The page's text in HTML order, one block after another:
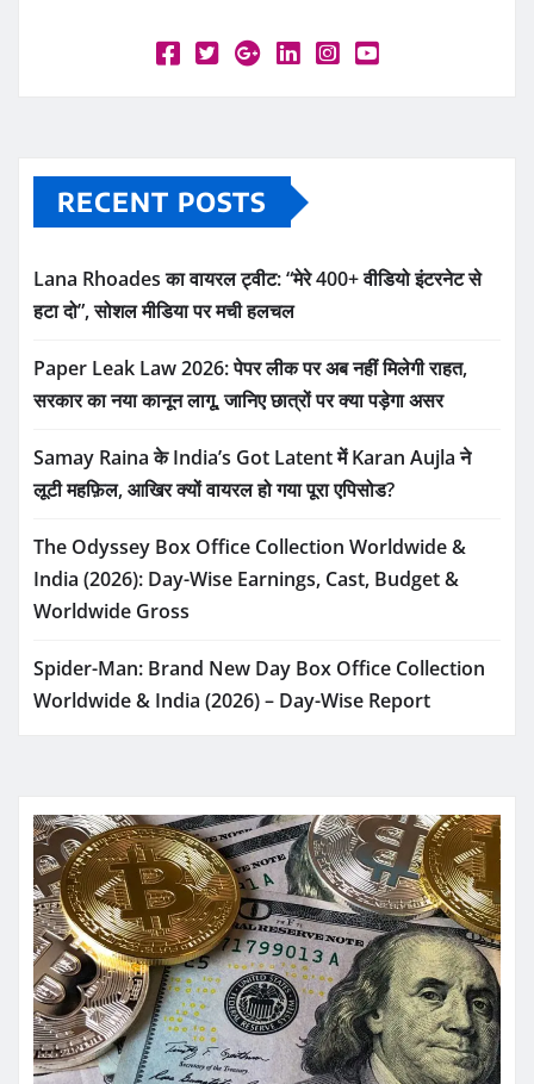
RECENT POSTS
Lana Rhoades का वायरल ट्वीट: “मेरे 400+ वीडियो इंटरनेट से
हटा दो”, सोशल मीडिया पर मची हलचल
Paper Leak Law 2026: पेपर लीक पर अब नहीं मिलेगी राहत,
सरकार का नया कानून लागू, जानिए छात्रों पर क्या पड़ेगा असर
Samay Raina के India’s Got Latent में Karan Aujla ने
लूटी महफ़िल, आखिर क्यों वायरल हो गया पूरा एपिसोड?
The Odyssey Box Office Collection Worldwide &
India (2026): Day-Wise Earnings, Cast, Budget &
Worldwide Gross
Spider-Man: Brand New Day Box Office Collection
Worldwide & India (2026) – Day-Wise Report